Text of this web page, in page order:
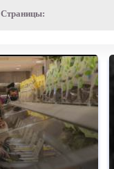
Страницы: